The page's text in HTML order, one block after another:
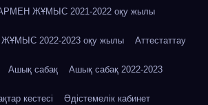
ЖҰМЫС 2021-2022 оқу жылы
2022-2023 оқу жылы Аттестаттау
Ашық сабақ Ашық сабақ 2022-2023
кестесі Әдістемелік кабинет